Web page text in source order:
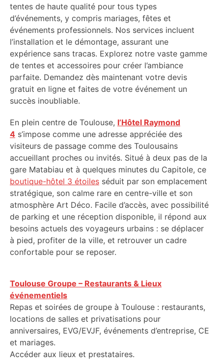
tentes de haute qualité pour tous types
d’événements, y compris mariages, fêtes et
événements professionnels. Nos services incluent
l’installation et le démontage, assurant une
expérience sans tracas. Explorez notre vaste gamme
de tentes et accessoires pour créer l’ambiance
parfaite. Demandez dès maintenant votre devis
gratuit en ligne et faites de votre événement un
succès inoubliable.
En plein centre de Toulouse, l’Hôtel Raymond
4 s’impose comme une adresse appréciée des
visiteurs de passage comme des Toulousains
accueillant proches ou invités. Situé à deux pas de la
gare Matabiau et à quelques minutes du Capitole, ce
boutique-hôtel 3 étoiles séduit par son emplacement
stratégique, son calme rare en centre-ville et son
atmosphère Art Déco. Facile d’accès, avec possibilité
de parking et une réception disponible, il répond aux
besoins actuels des voyageurs urbains : se déplacer
à pied, profiter de la ville, et retrouver un cadre
confortable pour se reposer.
Toulouse Groupe – Restaurants & Lieux
événementiels
Repas et soirées de groupe à Toulouse : restaurants,
locations de salles et privatisations pour
anniversaires, EVG/EVJF, événements d’entreprise, CE
et mariages.
Accéder aux lieux et prestataires.